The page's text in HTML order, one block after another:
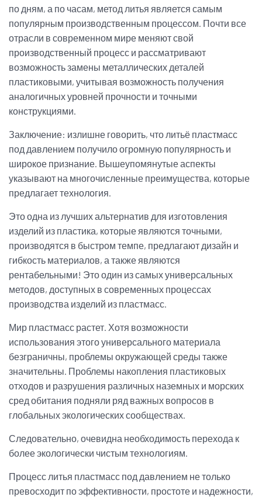
по дням, а по часам, метод литья является самым
популярным производственным процессом. Почти все
отрасли в современном мире меняют свой
производственный процесс и рассматривают
возможность замены металлических деталей
пластиковыми, учитывая возможность получения
аналогичных уровней прочности и точными
конструкциями.
Заключение: излишне говорить, что литьё пластмасс
под давлением получило огромную популярность и
широкое признание. Вышеупомянутые аспекты
указывают на многочисленные преимущества, которые
предлагает технология.
Это одна из лучших альтернатив для изготовления
изделий из пластика, которые являются точными,
производятся в быстром темпе, предлагают дизайн и
гибкость материалов, а также являются
рентабельными! Это один из самых универсальных
методов, доступных в современных процессах
производства изделий из пластмасс.
Мир пластмасс растет. Хотя возможности
использования этого универсального материала
безграничны, проблемы окружающей среды также
значительны. Проблемы накопления пластиковых
отходов и разрушения различных наземных и морских
сред обитания подняли ряд важных вопросов в
глобальных экологических сообществах.
Следовательно, очевидна необходимость перехода к
более экологически чистым технологиям.
Процесс литья пластмасс под давлением не только
превосходит по эффективности, простоте и надежности,